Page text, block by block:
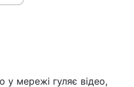
мережі гуляє відео,